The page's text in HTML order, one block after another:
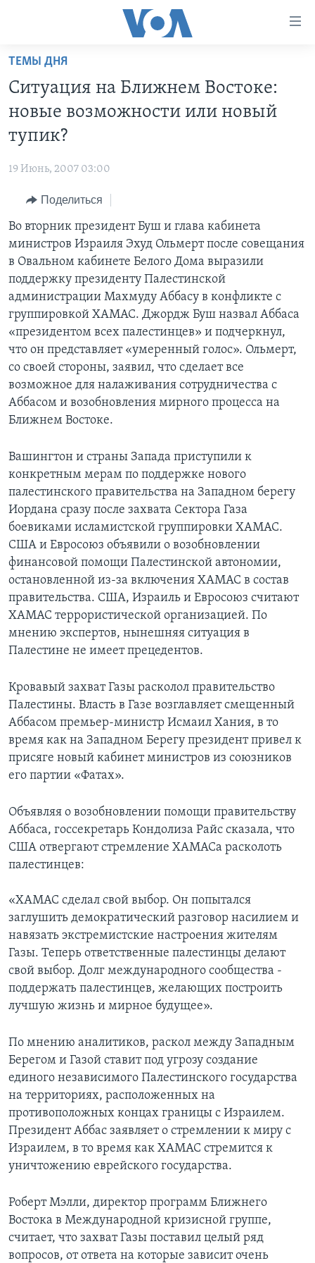
Перейти
основной
контент
основной
Перейти
поиск
ПРОГРАММЫ
АМЕРИКА
ИТОГИ
ПОЧЕМУ ЭТО ВАЖНО?
ДИСКУССИЯ VOA
ДЕТАЛИ
НЬЮ-ЙОРК NEW YORK
АМЕРИКА. БОЛЬШОЕ ПУТЕШЕСТВИЕ
ПРОЕКТЫ
НАША АМЕРИКАНСКАЯ ИСТОРИЯ
А КАК В АМЕРИКЕ?
АРТЕФАКТЫ
АМЕРИКАНСКИЕ ГОРОДКИ
ТЕСТЫ
ИНТЕРВЬЮ
ФАКТЫ ПРОТИВ ФЕЙКОВ
ЗА СВОБОДУ ПРЕССЫ
УЧИМ АНГЛИЙСКИЙ
ВИДЕО
ПОДПИСКА НА НОВОСТИ
Learning English
ТЕМЫ ДНЯ
Ситуация на Ближнем Востоке:
новые возможности или новый
тупик?
19 Июнь, 2007 03:00
Поделиться
Во вторник президент Буш и глава кабинета
министров Израиля Эхуд Ольмерт после совещания
в Овальном кабинете Белого Дома выразили
поддержку президенту Палестинской
администрации Махмуду Аббасу в конфликте с
группировкой ХАМАС. Джордж Буш назвал Аббаса
«президентом всех палестинцев» и подчеркнул,
что он представляет «умеренный голос». Ольмерт,
со своей стороны, заявил, что сделает все
возможное для налаживания сотрудничества с
Аббасом и возобновления мирного процесса на
Ближнем Востоке.
Вашингтон и страны Запада приступили к
конкретным мерам по поддержке нового
палестинского правительства на Западном берегу
Иордана сразу после захвата Сектора Газа
боевиками исламистской группировки ХАМАС.
США и Евросоюз объявили о возобновлении
финансовой помощи Палестинской автономии,
остановленной из-за включения ХАМАС в состав
правительства. США, Израиль и Евросоюз считают
ХАМАС террористической организацией. По
мнению экспертов, нынешняя ситуация в
Палестине не имеет прецедентов.
Кровавый захват Газы расколол правительство
Палестины. Власть в Газе возглавляет смещенный
Аббасом премьер-министр Исмаил Хания, в то
время как на Западном Берегу президент привел к
присяге новый кабинет министров из союзников
его партии «Фатах».
Объявляя о возобновлении помощи правительству
Аббаса, госсекретарь Кондолиза Райс сказала, что
США отвергают стремление ХАМАСа расколоть
палестинцев:
«ХАМАС сделал свой выбор. Он попытался
заглушить демократический разговор насилием и
навязать экстремистские настроения жителям
Газы. Теперь ответственные палестинцы делают
свой выбор. Долг международного сообщества -
поддержать палестинцев, желающих построить
лучшую жизнь и мирное будущее».
По мнению аналитиков, раскол между Западным
Берегом и Газой ставит под угрозу создание
единого независимого Палестинского государства
на территориях, расположенных на
противоположных концах границы с Израилем.
Президент Аббас заявляет о стремлении к миру с
Израилем, в то время как ХАМАС стремится к
уничтожению еврейского государства.
Роберт Мэлли, директор программ Ближнего
Востока в Международной кризисной группе,
считает, что захват Газы поставил целый ряд
вопросов, от ответа на которые зависит очень